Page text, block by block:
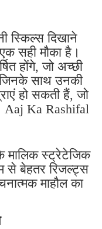
स्किल्स दिखाने
सही मौका है।
होंगे, जो अच्छी
साथ उनकी
हो सकती हैं, जो
Ka Rashifal
मालिक स्ट्रेटेजिक
से बेहतर रिजल्ट्स
माहौल का